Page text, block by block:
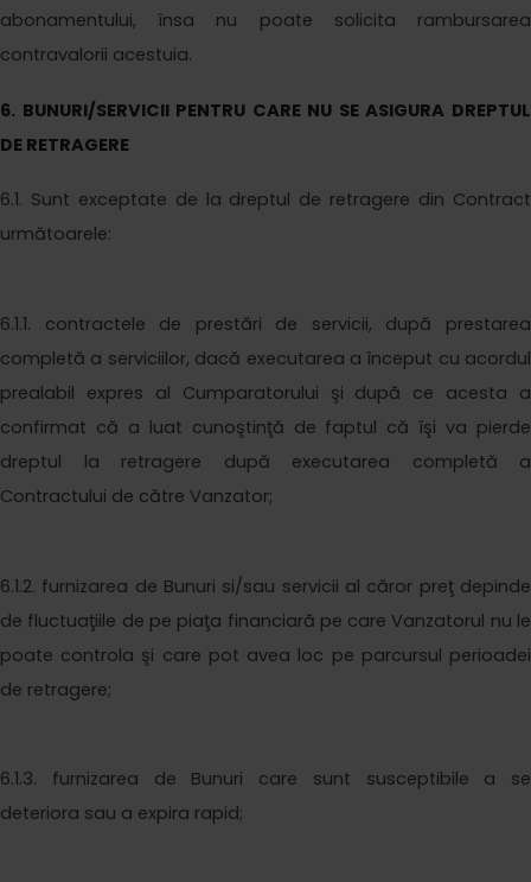
abonamentului, însa nu poate solicita rambursarea
contravalorii acestuia.
6. BUNURI/SERVICII PENTRU CARE NU SE ASIGURA DREPTUL
DE RETRAGERE
6.1. Sunt exceptate de la dreptul de retragere din Contract
următoarele:
6.1.1. contractele de prestări de servicii, după prestarea
completă a serviciilor, dacă executarea a început cu acordul
prealabil expres al Cumparatorului şi după ce acesta a
confirmat că a luat cunoştinţă de faptul că îşi va pierde
dreptul la retragere după executarea completă a
Contractului de către Vanzator;
6.1.2. furnizarea de Bunuri si/sau servicii al căror preţ depinde
de fluctuaţiile de pe piaţa financiară pe care Vanzatorul nu le
poate controla şi care pot avea loc pe parcursul perioadei
de retragere;
6.1.3. furnizarea de Bunuri care sunt susceptibile a se
deteriora sau a expira rapid;